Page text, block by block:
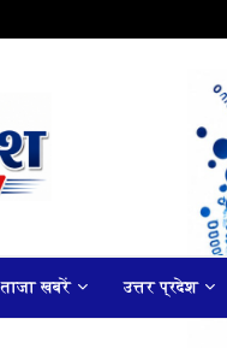
ताजा खबरें उत्तर प्रदेश